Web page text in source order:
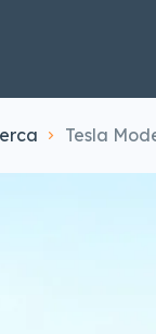
Tesla